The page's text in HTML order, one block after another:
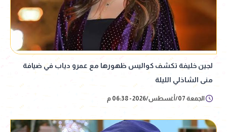
لجين خليفة تكشف كواليس ظهورها مع عمرو دياب في ضيافة
منى الشاذلي الليلة
الجمعة 07/أغسطس/2026 - 06:38 م